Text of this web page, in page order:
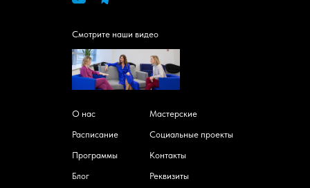
О нас
Смотрите наши видео
Расписание
Программы
Блог
Мастерские
Контакты
Реквизиты
Социальные проекты